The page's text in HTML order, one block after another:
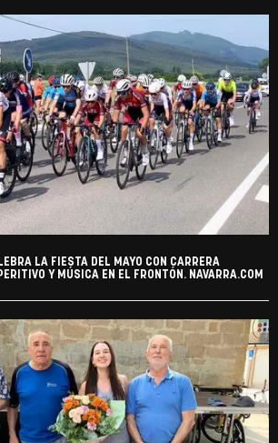
LA FIESTA DEL MAYO CON CARRERA
Y MÚSICA EN EL FRONTÓN. NAVARRA.COM